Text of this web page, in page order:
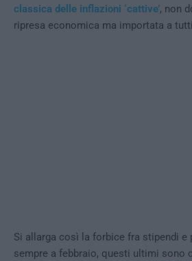
classica delle inflazioni ‘cattive’, non
ripresa economica ma importata a
Si allarga così la forbice fra stipendi e
sempre a febbraio, questi ultimi sono